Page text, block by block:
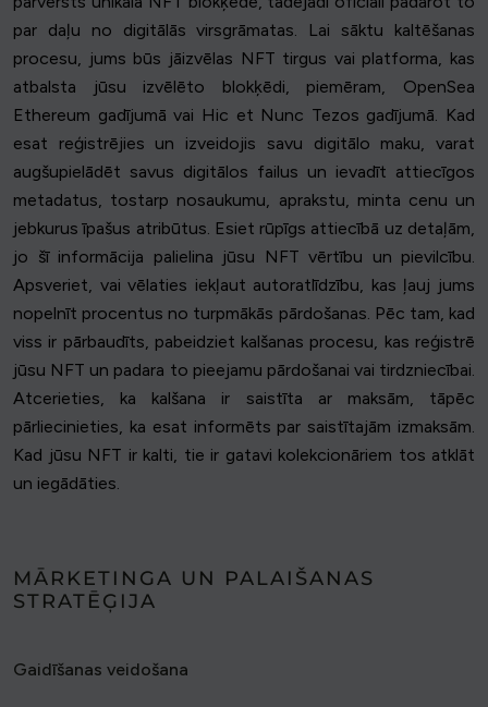
par daļu no digitālās virsgrāmatas. Lai sāktu kaltēšanas
procesu, jums būs jāizvēlas NFT tirgus vai platforma, kas
atbalsta jūsu izvēlēto blokķēdi, piemēram, OpenSea
Ethereum gadījumā vai Hic et Nunc Tezos gadījumā. Kad
esat reģistrējies un izveidojis savu digitālo maku, varat
augšupielādēt savus digitālos failus un ievadīt attiecīgos
metadatus, tostarp nosaukumu, aprakstu, minta cenu un
jebkurus īpašus atribūtus. Esiet rūpīgs attiecībā uz detaļām,
jo šī informācija palielina jūsu NFT vērtību un pievilcību.
Apsveriet, vai vēlaties iekļaut autoratlīdzību, kas ļauj jums
nopelnīt procentus no turpmākās pārdošanas. Pēc tam, kad
viss ir pārbaudīts, pabeidziet kalšanas procesu, kas reģistrē
jūsu NFT un padara to pieejamu pārdošanai vai tirdzniecībai.
Atcerieties, ka kalšana ir saistīta ar maksām, tāpēc
pārliecinieties, ka esat informēts par saistītajām izmaksām.
Kad jūsu NFT ir kalti, tie ir gatavi kolekcionāriem tos atklāt
un iegādāties.
MĀRKETINGA UN PALAIŠANAS
STRATĒĢIJA
Gaidīšanas veidošana